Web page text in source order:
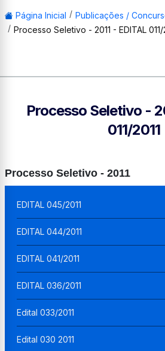
Página Inicial
Publicações /
Processo Seletivo - 2011 - EDITAL 011/
Processo Seletivo -
011/2011
Processo Seletivo - 2011
EDITAL 045/2011
EDITAL 044/2011
EDITAL 041/2011
EDITAL 036/2011
Edital 033/2011
Edital 030 2011